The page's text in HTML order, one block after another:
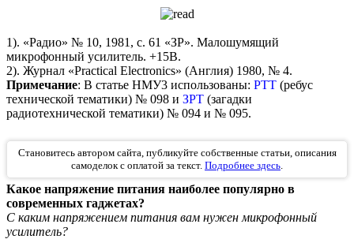
1). «Радио» № 10, 1981, с. 61 «ЗР». Малошумящий
микрофонный усилитель. +15В.
2). Журнал «Practical Electronics» (Англия) 1980, № 4.
Примечание: В статье НМУ3 использованы: РТТ (ребус
технической тематики) № 098 и ЗРТ (загадки
радиотехнической тематики) № 094 и № 095.
Становитесь автором сайта, публикуйте собственные статьи, описания
самоделок с оплатой за текст. Подробнее здесь.
Какое напряжение питания наиболее популярно в
современных гаджетах?
С каким напряжением питания вам нужен микрофонный
усилитель?